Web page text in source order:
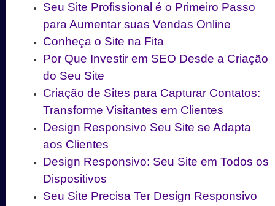
Seu Site Profissional é o Primeiro Passo
para Aumentar suas Vendas Online
Conheça o Site na Fita
Por Que Investir em SEO Desde a Criação
do Seu Site
Criação de Sites para Capturar Contatos:
Transforme Visitantes em Clientes
Design Responsivo Seu Site se Adapta
aos Clientes
Design Responsivo: Seu Site em Todos os
Dispositivos
Seu Site Precisa Ter Design Responsivo